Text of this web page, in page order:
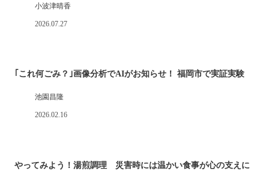
小波津晴香
2026.07.27
｢これ何ごみ？｣画像分析でAIがお知らせ！ 福岡市で実証実験
池園昌隆
2026.02.16
やってみよう！湯煎調理 災害時には温かい食事が心の支えに